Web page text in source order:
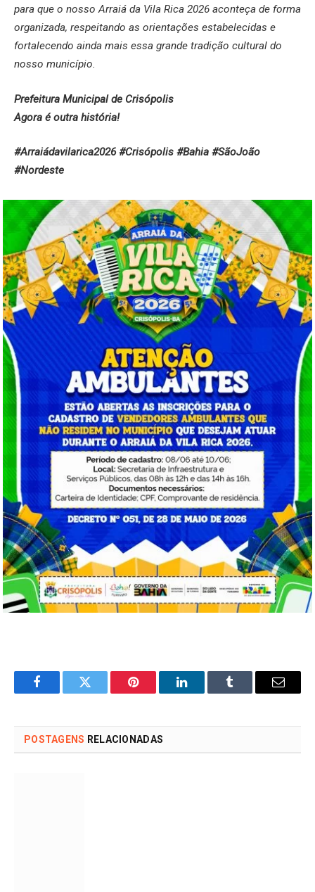
para que o nosso Arraiá da Vila Rica 2026 aconteça de forma
organizada, respeitando as orientações estabelecidas e
fortalecendo ainda mais essa grande tradição cultural do
nosso município.
Prefeitura Municipal de Crisópolis
Agora é outra história!
#Arraiádavilarica2026 #Crisópolis #Bahia #SãoJoão
#Nordeste
FacebookTwitter Pinterest LinkedInTumblr Email
POSTAGENS RELACIONADAS